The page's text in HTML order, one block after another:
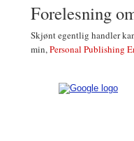
Forelesning
Skjønt egentlig handler
min,Personal Publishing